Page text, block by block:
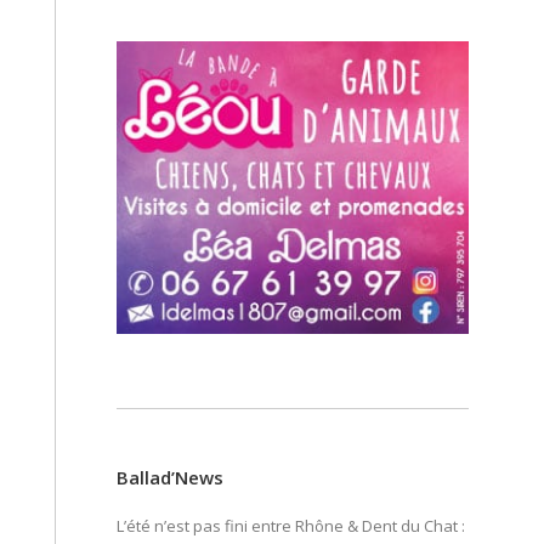
Ballad’News
L’été n’est pas fini entre Rhône & Dent du Chat :